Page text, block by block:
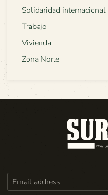
Solidaridad internacional
Trabajo
Vivienda
Zona Norte